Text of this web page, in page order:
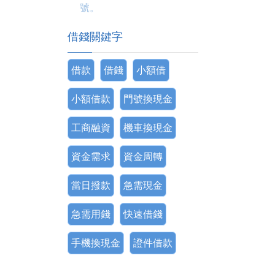
號。
借錢關鍵字
借款 借錢 小額借
小額借款 門號換現金
工商融資 機車換現金
資金需求 資金周轉
當日撥款 急需現金
急需用錢 快速借錢
手機換現金 證件借款